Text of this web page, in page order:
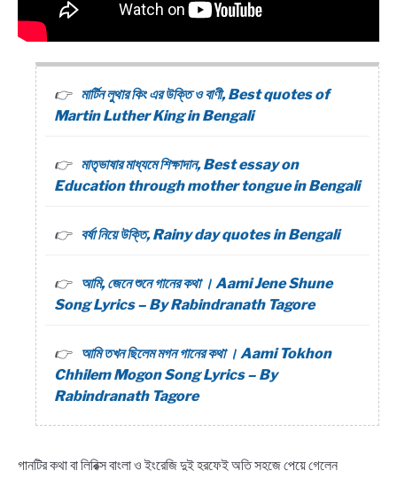
মার্টিন লুথার কিং এর উক্তি ও বাণী, Best quotes of
Martin Luther King in Bengali
মাতৃভাষার মাধ্যমে শিক্ষাদান, Best essay on
Education through mother tongue in Bengali
বর্ষা নিয়ে উক্তি, Rainy day quotes in Bengali
আমি, জেনে শুনে গানের কথা । Aami Jene Shune
Song Lyrics – By Rabindranath Tagore
আমি তখন ছিলেম মগন গানের কথা । Aami Tokhon
Chhilem Mogon Song Lyrics – By
Rabindranath Tagore
গানটির কথা বা লিরিক্স বাংলা ও ইংরেজি দুই হরফেই অতি সহজে পেয়ে গেলেন